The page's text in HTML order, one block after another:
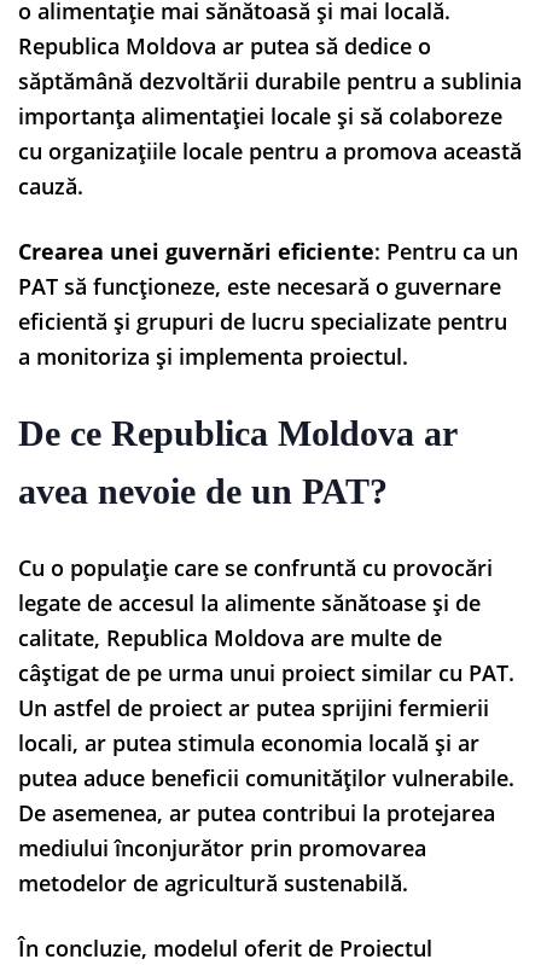
o alimentație mai sănătoasă și mai locală.
Republica Moldova ar putea să dedice o
săptămână dezvoltării durabile pentru a sublinia
importanța alimentației locale și să colaboreze
cu organizațiile locale pentru a promova această
cauză.
Crearea unei guvernări eficiente: Pentru ca un
PAT să funcționeze, este necesară o guvernare
eficientă și grupuri de lucru specializate pentru
a monitoriza și implementa proiectul.
De ce Republica Moldova ar
avea nevoie de un PAT?
Cu o populație care se confruntă cu provocări
legate de accesul la alimente sănătoase și de
calitate, Republica Moldova are multe de
câștigat de pe urma unui proiect similar cu PAT.
Un astfel de proiect ar putea sprijini fermierii
locali, ar putea stimula economia locală și ar
putea aduce beneficii comunităților vulnerabile.
De asemenea, ar putea contribui la protejarea
mediului înconjurător prin promovarea
metodelor de agricultură sustenabilă.
În concluzie, modelul oferit de Proiectul